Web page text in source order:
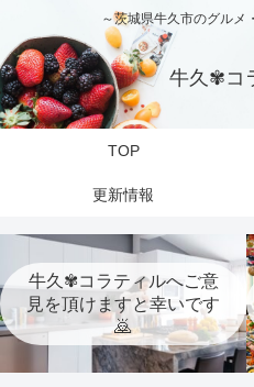
～茨城県牛久市のグルメ
牛久✾コ
TOP
更新情報
牛久✾コラティルへご意
見を頂けますと幸いです
🙇